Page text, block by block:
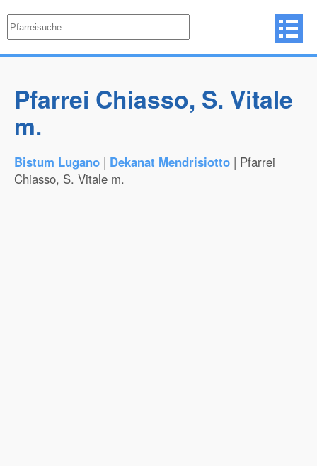
Pfarrei Chiasso, S. Vitale
m.
Bistum Lugano | Dekanat Mendrisiotto | Pfarrei
Chiasso, S. Vitale m.